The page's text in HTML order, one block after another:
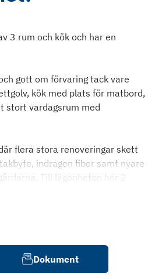
3 rum och kök och har en
gott om förvaring tack vare
kök med plats för matbord,
stort vardagsrum med
flera stora renoveringar skett
indragen fiber samt nyare
Till lägenheten hör 2
Dokument